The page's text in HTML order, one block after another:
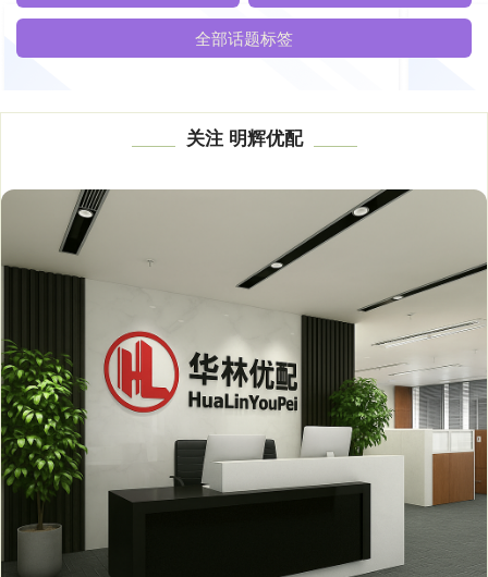
全部话题标签
关注 明辉优配